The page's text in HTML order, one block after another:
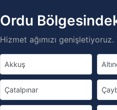
Ordu
Hizmet ağımızı
Akkuş
Çatalpınar